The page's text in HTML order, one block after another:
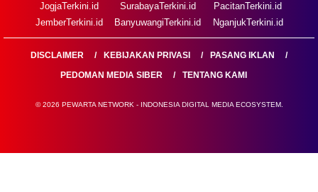
JogjaTerkini.id
JemberTerkini.id
SurabayaTerkini.id
BanyuwangiTerkini.id
PacitanTerkini.id
NganjukTerkini.id
DISCLAIMER KEBIJAKAN PRIVASI
PASANG IKLAN
PEDOMAN MEDIA SIBER
TENTANG KAMI
© 2026 PEWARTA NETWORK - INDONESIA DIGITAL MEDIA ECOSYSTEM.